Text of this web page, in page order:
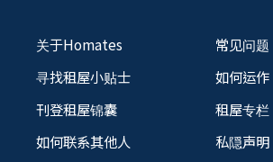
关于Homates
寻找租屋小贴士
刊登租屋锦囊
如何联系其他人
常见问题
如何运作
租屋专栏
私隠声明